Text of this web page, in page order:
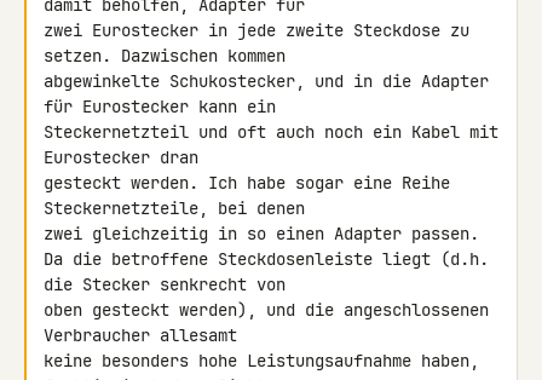
damit beholfen, Adapter für
zwei Eurostecker in jede zweite Steckdose zu
setzen. Dazwischen kommen
abgewinkelte Schukostecker, und in die Adapter
für Eurostecker kann ein
Steckernetzteil und oft auch noch ein Kabel mit
Eurostecker dran
gesteckt werden. Ich habe sogar eine Reihe
Steckernetzteile, bei denen
zwei gleichzeitig in so einen Adapter passen.
Da die betroffene Steckdosenleiste liegt (d.h.
die Stecker senkrecht von
oben gesteckt werden), und die angeschlossenen
Verbraucher allesamt
keine besonders hohe Leistungsaufnahme haben,